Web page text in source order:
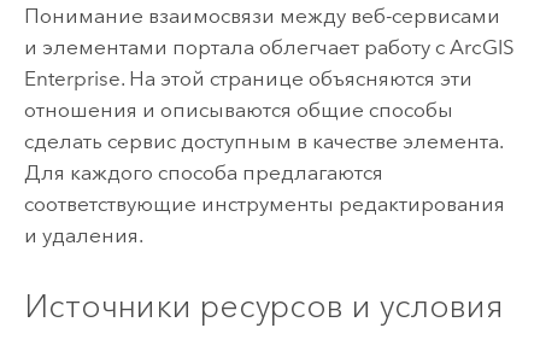
Понимание взаимосвязи между веб-сервисами
и элементами портала облегчает работу с ArcGIS
Enterprise. На этой странице объясняются эти
отношения и описываются общие способы
сделать сервис доступным в качестве элемента.
Для каждого способа предлагаются
соответствующие инструменты редактирования
и удаления.
Источники ресурсов и условия